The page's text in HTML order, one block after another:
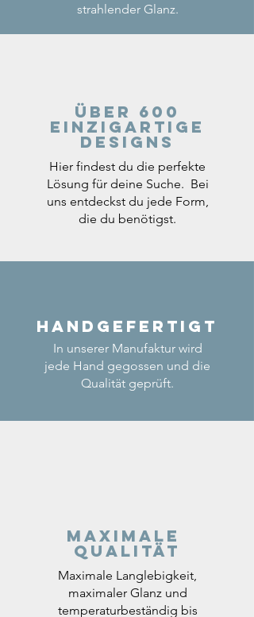
strahlender Glanz.
Über 600
einzigartige
Designs
Hier findest du die perfekte
Lösung für deine Suche. Bei
uns entdeckst du jede Form,
die du benötigst.
Handgefertigt
In unserer Manufaktur wird
jede Hand gegossen und die
Qualität geprüft.
Maximale
Qualität
Maximale Langlebigkeit,
maximaler Glanz und
temperaturbeständig bis